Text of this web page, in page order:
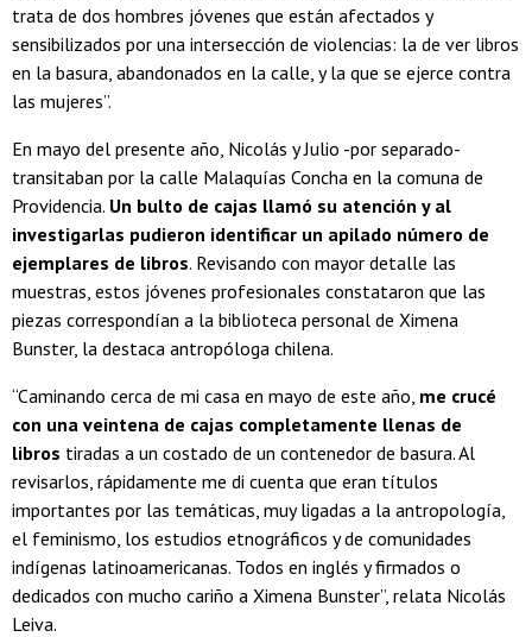
trata de dos hombres jóvenes que están afectados y
sensibilizados por una intersección de violencias: la de ver libros
en la basura, abandonados en la calle, y la que se ejerce contra
las mujeres”.
En mayo del presente año, Nicolás y Julio -por separado-
transitaban por la calle Malaquías Concha en la comuna de
Providencia. Un bulto de cajas llamó su atención y al
investigarlas pudieron identificar un apilado número de
ejemplares de libros. Revisando con mayor detalle las
muestras, estos jóvenes profesionales constataron que las
piezas correspondían a la biblioteca personal de Ximena
Bunster, la destaca antropóloga chilena.
“Caminando cerca de mi casa en mayo de este año, me crucé
con una veintena de cajas completamente llenas de
libros tiradas a un costado de un contenedor de basura. Al
revisarlos, rápidamente me di cuenta que eran títulos
importantes por las temáticas, muy ligadas a la antropología,
el feminismo, los estudios etnográficos y de comunidades
indígenas latinoamericanas. Todos en inglés y firmados o
dedicados con mucho cariño a Ximena Bunster”, relata Nicolás
Leiva.